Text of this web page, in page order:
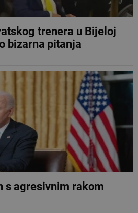
trenera u Bijeloj
bizarna pitanja
s agresivnim rakom